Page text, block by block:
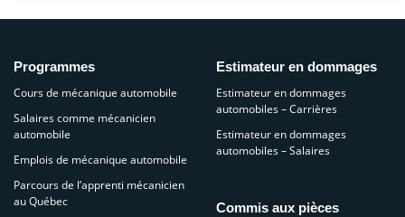
Programmes
Cours de mécanique automobile
Salaires comme mécanicien
automobile
Emplois de mécanique automobile
Parcours de l’apprenti mécanicien
au Québec
Estimateur en dommages
Estimateur en dommages
automobiles – Carrières
Estimateur en dommages
automobiles – Salaires
Commis aux pièces